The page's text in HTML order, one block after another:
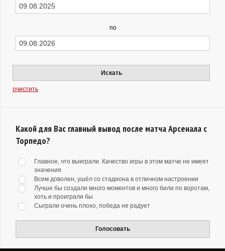
по
Искать
очистить
Какой для Вас главный вывод после матча Арсенала с
Торпедо?
Главное, что выиграли. Качество игры в этом матче не имеет
значения
Всем доволен, ушёл со стадиона в отличном настроении
Лучше бы создали много моментов и много били по воротам,
хоть и проиграли бы
Сыграли очень плохо, победа не радует
Голосовать